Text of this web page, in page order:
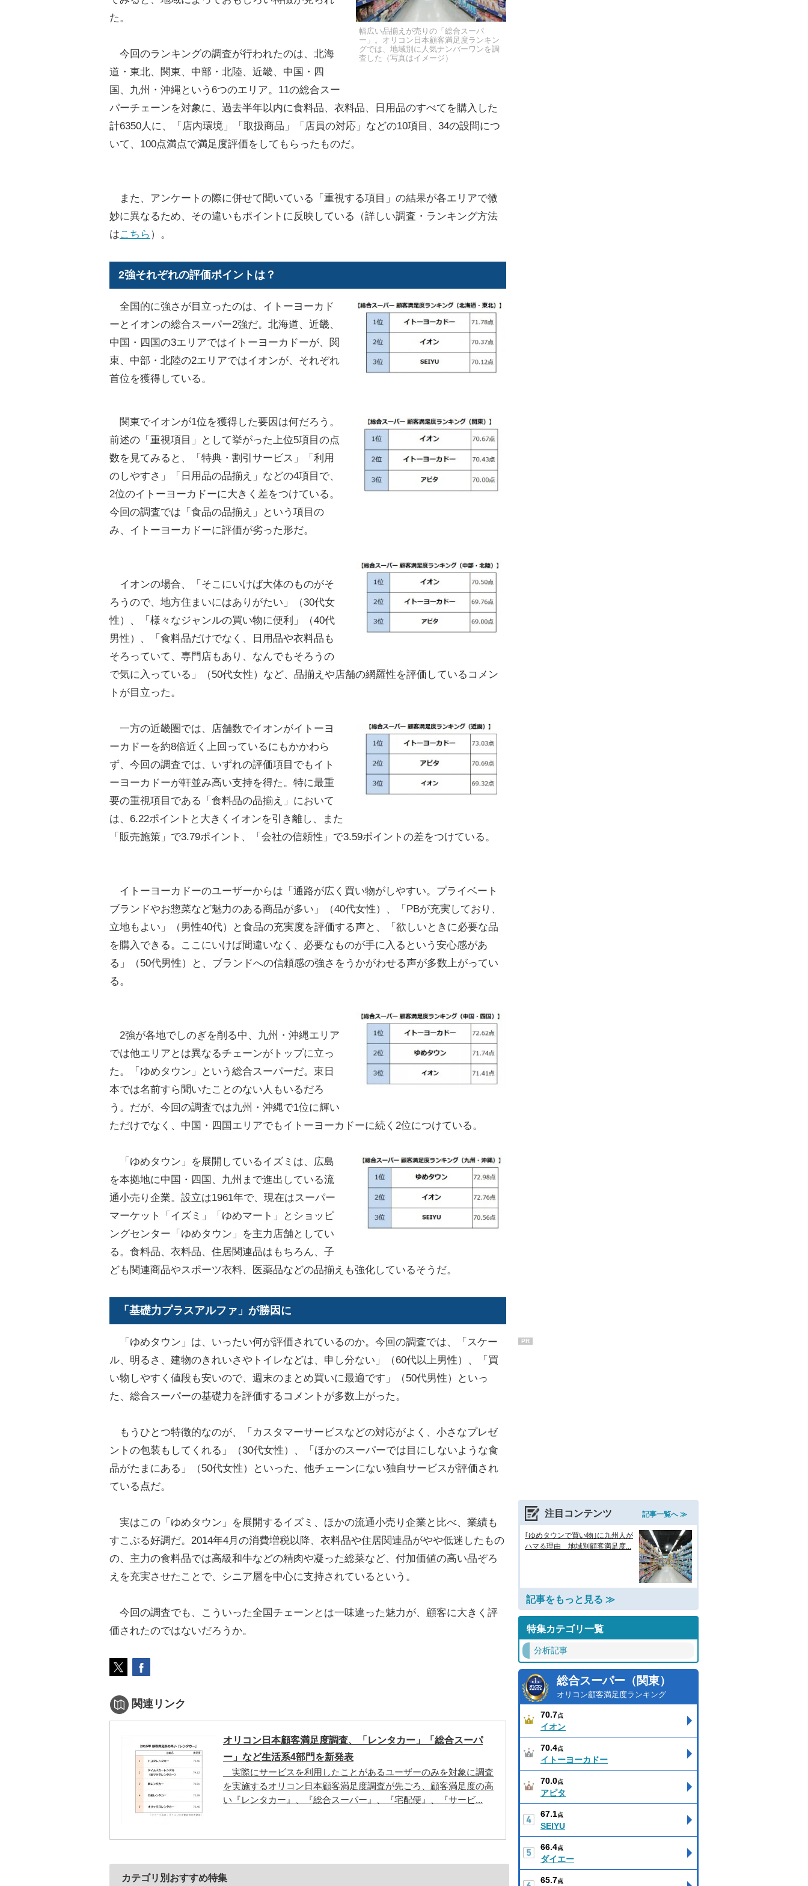
幅広い品揃えが売りの「総合スーパ
ー」。オリコン日本顧客満足度ランキン
グでは、地域別に人気ナンバーワンを調
査した（写真はイメージ）
た。
今回のランキングの調査が行われたのは、北海
道・東北、関東、中部・北陸、近畿、中国・四
国、九州・沖縄という6つのエリア。11の総合スー
パーチェーンを対象に、過去半年以内に食料品、衣料品、日用品のすべてを購入した
計6350人に、「店内環境」「取扱商品」「店員の対応」などの10項目、34の設問につ
いて、100点満点で満足度評価をしてもらったものだ。
また、アンケートの際に併せて聞いている「重視する項目」の結果が各エリアで微
妙に異なるため、その違いもポイントに反映している（詳しい調査・ランキング方法
はこちら ）。
2強それぞれの評価ポイントは？
全国的に強さが目立ったのは、イトーヨーカド
ーとイオンの総合スーパー2強だ。北海道、近畿、
中国・四国の3エリアではイトーヨーカドーが、関
東、中部・北陸の2エリアではイオンが、それぞれ
首位を獲得している。
関東でイオンが1位を獲得した要因は何だろう。
前述の「重視項目」として挙がった上位5項目の点
数を見てみると、「特典・割引サービス」「利用
のしやすさ」「日用品の品揃え」などの4項目で、
2位のイトーヨーカドーに大きく差をつけている。
今回の調査では「食品の品揃え」という項目の
み、イトーヨーカドーに評価が劣った形だ。
イオンの場合、「そこにいけば大体のものがそ
ろうので、地方住まいにはありがたい」（30代女
性）、「様々なジャンルの買い物に便利」（40代
男性）、「食料品だけでなく、日用品や衣料品も
そろっていて、専門店もあり、なんでもそろうの
で気に入っている」（50代女性）など、品揃えや店舗の網羅性を評価しているコメン
トが目立った。
一方の近畿圏では、店舗数でイオンがイトーヨ
ーカドーを約8倍近く上回っているにもかかわら
ず、今回の調査では、いずれの評価項目でもイト
ーヨーカドーが軒並み高い支持を得た。特に最重
要の重視項目である「食料品の品揃え」において
は、6.22ポイントと大きくイオンを引き離し、また
「販売施策」で3.79ポイント、「会社の信頼性」で3.59ポイントの差をつけている。
イトーヨーカドーのユーザーからは「通路が広く買い物がしやすい。プライベート
ブランドやお惣菜など魅力のある商品が多い」（40代女性）、「PBが充実しており、
立地もよい」（男性40代）と食品の充実度を評価する声と、「欲しいときに必要な品
を購入できる。ここにいけば間違いなく、必要なものが手に入るという安心感があ
る」（50代男性）と、ブランドへの信頼感の強さをうかがわせる声が多数上がってい
る。
2強が各地でしのぎを削る中、九州・沖縄エリア
では他エリアとは異なるチェーンがトップに立っ
た。「ゆめタウン」という総合スーパーだ。東日
本では名前すら聞いたことのない人もいるだろ
う。だが、今回の調査では九州・沖縄で1位に輝い
ただけでなく、中国・四国エリアでもイトーヨーカドーに続く2位につけている。
「ゆめタウン」を展開しているイズミは、広島
を本拠地に中国・四国、九州まで進出している流
通小売り企業。設立は1961年で、現在はスーパー
マーケット「イズミ」「ゆめマート」とショッピ
ングセンター「ゆめタウン」を主力店舗としてい
る。食料品、衣料品、住居関連品はもちろん、子
ども関連商品やスポーツ衣料、医薬品などの品揃えも強化しているそうだ。
「基礎力プラスアルファ」が勝因に
「ゆめタウン」は、いったい何が評価されているのか。今回の調査では、「スケー
ル、明るさ、建物のきれいさやトイレなどは、申し分ない」（60代以上男性）、「買
い物しやすく値段も安いので、週末のまとめ買いに最適です」（50代男性）といっ
た、総合スーパーの基礎力を評価するコメントが多数上がった。
もうひとつ特徴的なのが、「カスタマーサービスなどの対応がよく、小さなプレゼ
ントの包装もしてくれる」（30代女性）、「ほかのスーパーでは目にしないような食
品がたまにある」（50代女性）といった、他チェーンにない独自サービスが評価され
ている点だ。
実はこの「ゆめタウン」を展開するイズミ、ほかの流通小売り企業と比べ、業績も
すこぶる好調だ。2014年4月の消費増税以降、衣料品や住居関連品がやや低迷したもの
の、主力の食料品では高級和牛などの精肉や凝った総菜など、付加価値の高い品ぞろ
えを充実させたことで、シニア層を中心に支持されているという。
今回の調査でも、こういった全国チェーンとは一味違った魅力が、顧客に大きく評
価されたのではないだろうか。
関連リンク
オリコン日本顧客満足度調査、「レンタカー」「総合スーパ
ー」など生活系4部門を新発表
実際にサービスを利用したことがあるユーザーのみを対象に調査
を実施するオリコン日本顧客満足度調査が先ごろ、顧客満足度の高
い『レンタカー』、『総合スーパー』、『宅配便』、『サービ...
カテゴリ別おすすめ特集
PR
注目コンテンツ 記事一覧へ ≫
｢ゆめタウンで買い物｣に九州人が
ハマる理由 地域別顧客満足度...
記事をもっと見る ≫
特集カテゴリ一覧
分析記事
総合スーパー（関東）
オリコン顧客満足度ランキング
70.7点
イオン
70.4点
イトーヨーカドー
70.0点
アピタ
67.1点
SEIYU
66.4点
ダイエー
65.7点